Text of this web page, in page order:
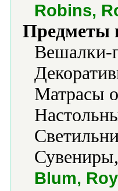
Robins,
Предметы
Вешалки-
Матрасы
Blum,